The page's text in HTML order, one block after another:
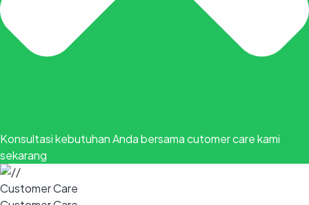
Konsultasi kebutuhan Anda bersama cutomer care kami
sekarang
Customer Care